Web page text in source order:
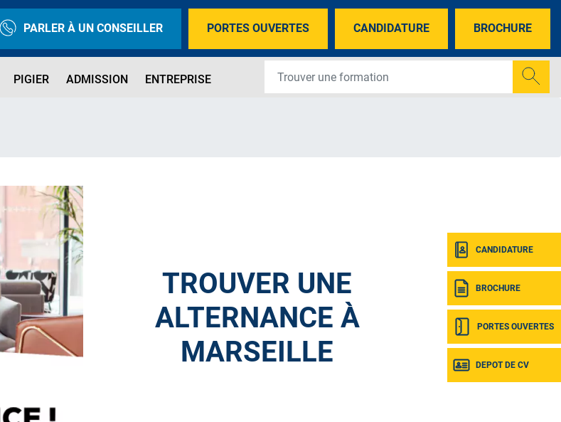
PARLER À UN CONSEILLER PORTES OUVERTES CANDIDATURE BROCHURE
PIGIER ADMISSION ENTREPRISE
CANDIDATURE
BROCHURE
PORTES OUVERTES
DEPOT DE CV
TROUVER UNE
ALTERNANCE À
MARSEILLE